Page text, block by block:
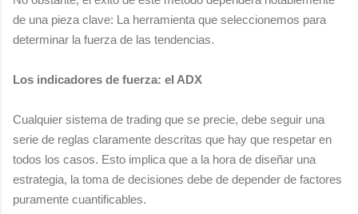
de una pieza clave: La herramienta que seleccionemos para
determinar la fuerza de las tendencias.
Los indicadores de fuerza: el ADX
Cualquier sistema de trading que se precie, debe seguir una
serie de reglas claramente descritas que hay que respetar en
todos los casos. Esto implica que a la hora de diseñar una
estrategia, la toma de decisiones debe de depender de factores
puramente cuantificables.